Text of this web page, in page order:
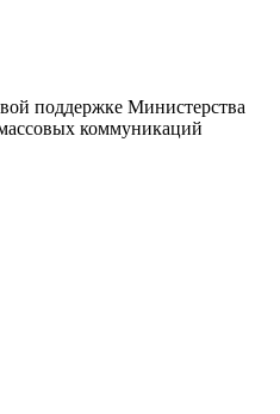
поддержке Министерства
коммуникаций